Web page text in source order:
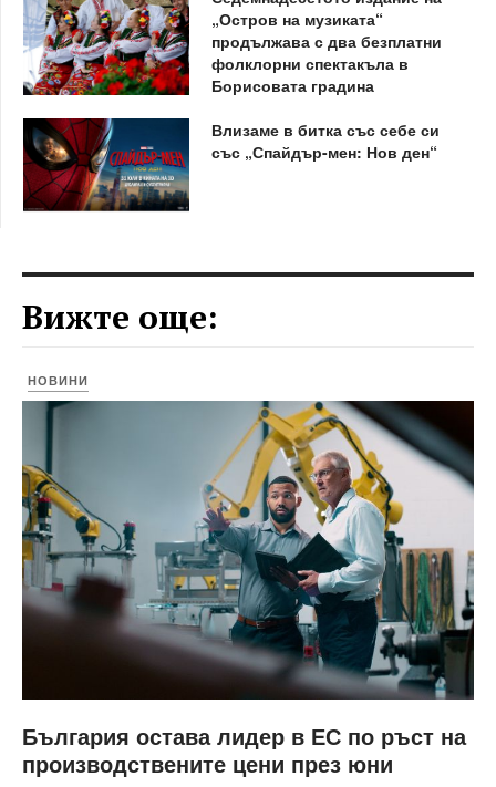
„Остров на музиката“
продължава с два безплатни
фолклорни спектакъла в
Борисовата градина
Влизаме в битка със себе си
със „Спайдър-мен: Нов ден“
Вижте още:
НОВИНИ
България остава лидер в ЕС по ръст на
производствените цени през юни